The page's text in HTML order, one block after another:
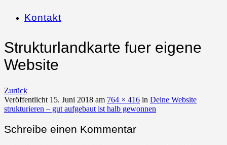
Kontakt
Strukturlandkarte fuer eigene
Website
Zurück
Veröffentlicht 15. Juni 2018 am 764 × 416 in Deine Website
strukturieren – gut aufgebaut ist halb gewonnen
Schreibe einen Kommentar